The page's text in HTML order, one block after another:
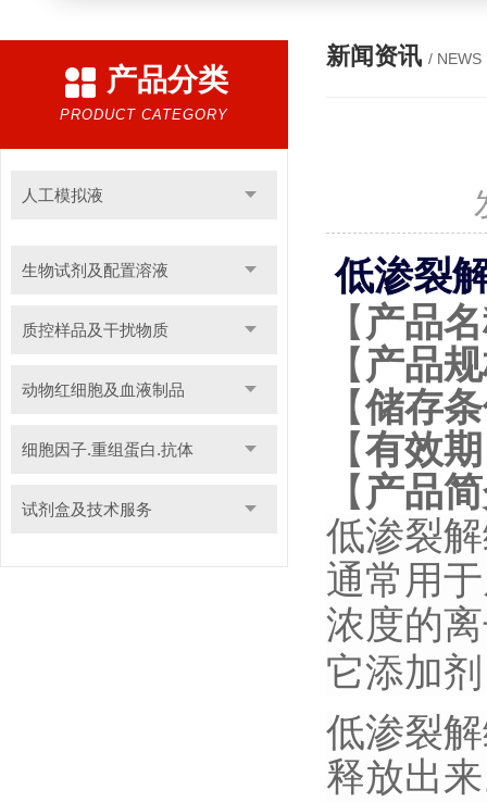
产品分类
PRODUCT CATEGORY
人工模拟液
生物试剂及配置溶液
质控样品及干扰物质
动物红细胞及血液制品
细胞因子.重组蛋白.抗体
试剂盒及技术服务
新闻资讯 / NEWS
低渗裂
【 产品
【 产品
【储存
【有效期
【 产品
低渗裂
通常用
浓度的
它添加
低渗裂
释放出